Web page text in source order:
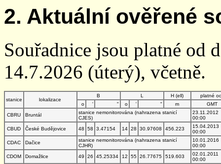
2. Aktuální ověřené
Souřadnice jsou platné od
14.7.2026 (úterý), včetně.
stanice lokalizace
B L H (ell)
platné
o
' " o ' " m
GMT
CBRU
Bruntál
stanice nemonitorována (nahrazena stanicí
CJES)
23.11.2012
00:00
CBUD
České Budějovice 48 58 3.47154 14 28 30.97608 456.223
15.04.2013
00:00
CDAC
Dačice
stanice nemonitorována (nahrazena stanicí
CJHR)
10.01.2016
00:00
CDOM
Domažlice 49 26 45.25334 12 55 26.77675 519.603
02.01.2011
00:00